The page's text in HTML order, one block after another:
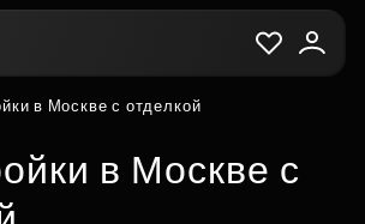
в Москве с отделкой
в Москве с